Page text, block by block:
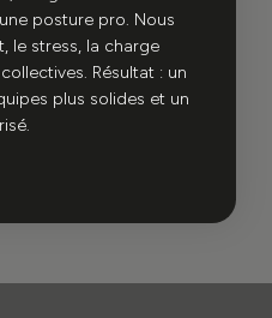
posture pro. Nous
le stress, la charge
Résultat : un
plus solides et un